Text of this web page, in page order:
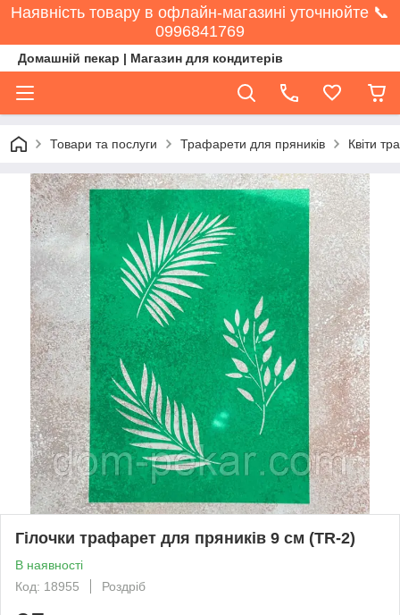
Наявність товару в офлайн-магазині уточнюйте 📞
0996841769
Домашній пекар | Магазин для кондитерів
Товари та послуги Трафарети для пряників Квіти
Гілочки трафарет для пряників 9 см (TR-2)
В наявності
Код: 18955
Роздріб